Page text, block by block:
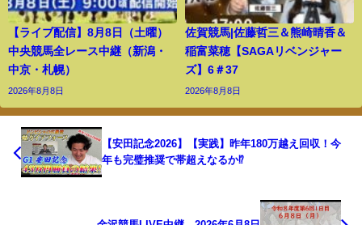
【ライブ配信】8月8日（土曜）
中央競馬全レース中継（新潟・
中京・札幌）
2026年8月8日
佐賀競馬|佐藤哲三＆熊崎晴香＆
稲富菜穂【SAGAリベンジャー
ズ】6＃37
2026年8月8日
【安田記念2026】【実践】昨年180万越え回収！今
年も完璧推奨で帯超えなるか⁉︎